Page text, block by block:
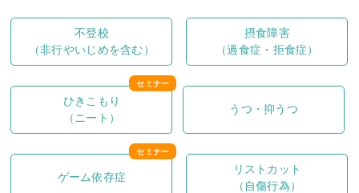
不登校
（非行やいじめを含む）
摂食障害
（過食症・拒食症）
ひきこもり
（ニート）
うつ・抑うつ
ゲーム依存症
リストカット
（自傷行為）